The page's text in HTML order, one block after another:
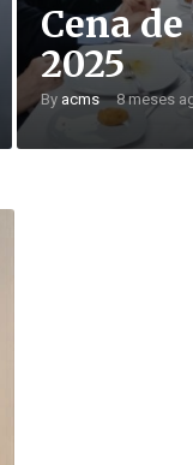
Cena
2025
By acms 8 meses